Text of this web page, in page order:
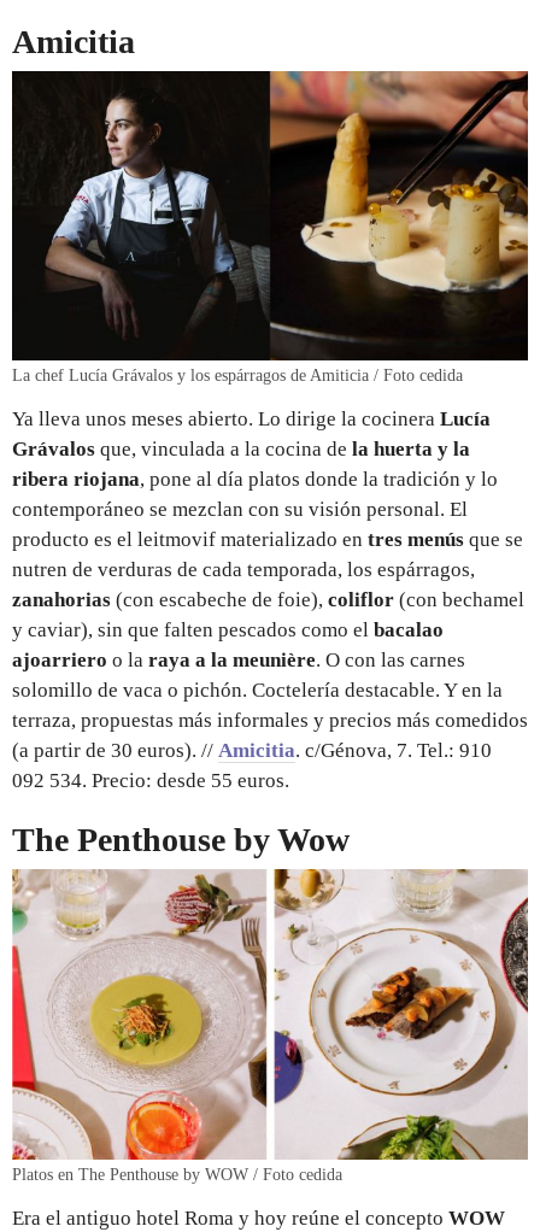
Amicitia
La chef Lucía Grávalos y los espárragos de Amiticia / Foto cedida
Ya lleva unos meses abierto. Lo dirige la cocinera Lucía
Grávalos que, vinculada a la cocina de la huerta y la
ribera riojana, pone al día platos donde la tradición y lo
contemporáneo se mezclan con su visión personal. El
producto es el leitmovif materializado en tres menús que se
nutren de verduras de cada temporada, los espárragos,
zanahorias (con escabeche de foie), coliflor (con bechamel
y caviar), sin que falten pescados como el bacalao
ajoarriero o la raya a la meunière. O con las carnes
solomillo de vaca o pichón. Coctelería destacable. Y en la
terraza, propuestas más informales y precios más comedidos
(a partir de 30 euros). // Amicitia. c/Génova, 7. Tel.: 910
092 534. Precio: desde 55 euros.
The Penthouse by Wow
Platos en The Penthouse by WOW / Foto cedida
Era el antiguo hotel Roma y hoy reúne el concepto WOW